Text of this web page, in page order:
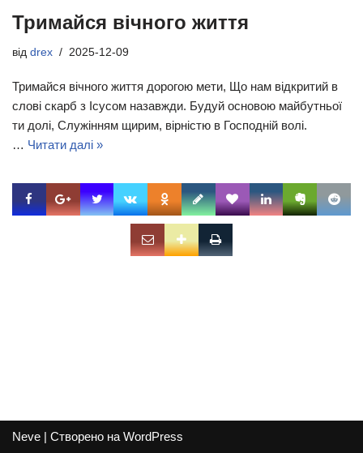
Тримайся вічного життя
від drex 2025-12-09
Тримайся вічного життя дорогою мети, Що нам відкритий в
слові скарб з Ісусом назавжди. Будуй основою майбутньої
ти долі, Служінням щирим, вірністю в Господній волі.
… Читати далі »
Neve | Створено на WordPress